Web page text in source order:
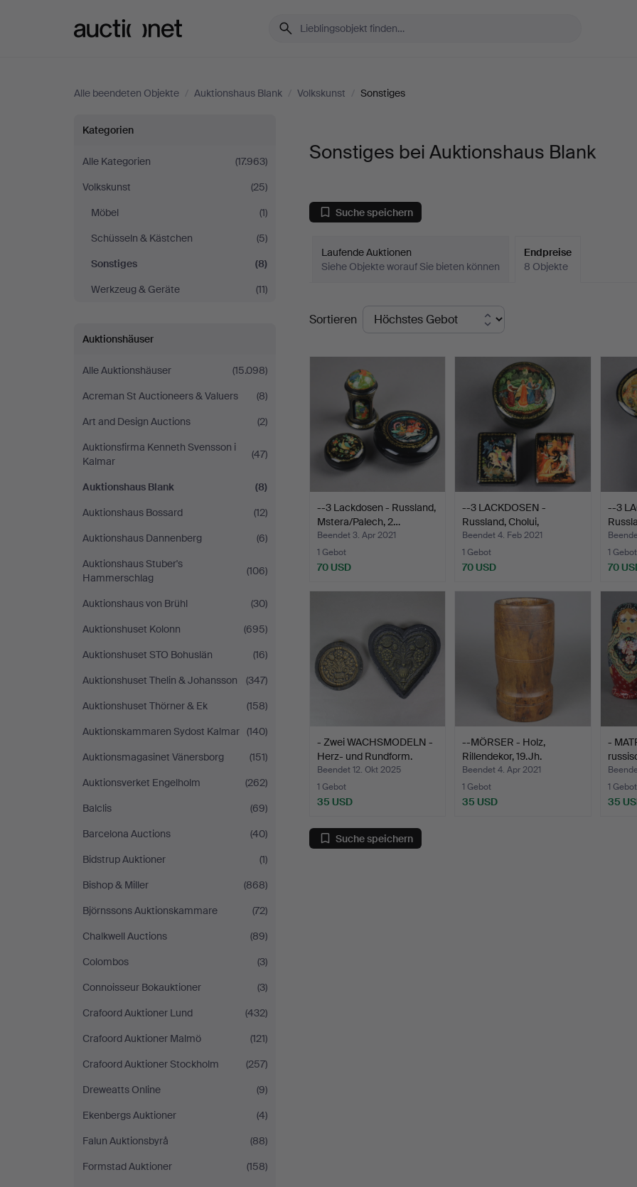
Alle beendeten Objekte / Auktionshaus Blank / Volkskunst / Sonstiges
Sonstiges
bei
Auktionshaus
Blank
Kategorien
Alle Kategorien
(17.963)
Volkskunst
(25)
Möbel
(1)
Schüsseln & Kästchen
(5)
Sonstiges
(8)
Werkzeug & Geräte
(11)
Auktionshäuser
Alle Auktionshäuser
(15.098)
Acreman St Auctioneers & Valuers
(8)
Art and Design Auctions
(2)
Auktionsfirma Kenneth Svensson i
Kalmar
(47)
Auktionshaus Blank
(8)
Auktionshaus Bossard
(12)
Auktionshaus Dannenberg
(6)
Auktionshaus Stuber's
Hammerschlag
(106)
Auktionshaus von Brühl
(30)
Auktionshuset Kolonn
(695)
Auktionshuset STO Bohuslän
(16)
Auktionshuset Thelin & Johansson
(347)
Auktionshuset Thörner & Ek
(158)
Auktionskammaren Sydost Kalmar (140)
Auktionsmagasinet Vänersborg
(151)
Auktionsverket Engelholm
(262)
Balclis
(69)
Barcelona Auctions
(40)
Bidstrup Auktioner
(1)
Bishop & Miller
(868)
Björnssons Auktionskammare
(72)
Chalkwell Auctions
(89)
Colombos
(3)
Connoisseur Bokauktioner
(3)
Crafoord Auktioner Lund
(432)
Crafoord Auktioner Malmö
(121)
Crafoord Auktioner Stockholm
(257)
Dreweatts Online
(9)
Ekenbergs Auktioner
(4)
Falun Auktionsbyrå
(88)
Formstad Auktioner
(158)
Sonstiges bei Auktionshaus Blank
Suche speichern
Laufende Auktionen
Siehe Objekte worauf Sie bieten können
Endpreise
8 Objekte
Endpreise
Sortieren
--3 Lackdosen - Russland,
Mstera/Palech, 2…
Beendet 3. Apr 2021
1 Gebot
70 USD
--3 LACKDOSEN -
Russland, Cholui,
2.Hälfte…
Beendet 4. Feb 2021
1 Gebot
70 USD
--3
2…
1 Gebot
70
- Zwei WACHSMODELN -
Herz- und Rundform.
Beendet 12. Okt 2025
1 Gebot
35 USD
--MÖRSER - Holz,
Rillendekor, 19.Jh.
Beendet 4. Apr 2021
1 Gebot
35 USD
-
1 Gebot
35
Suche speichern